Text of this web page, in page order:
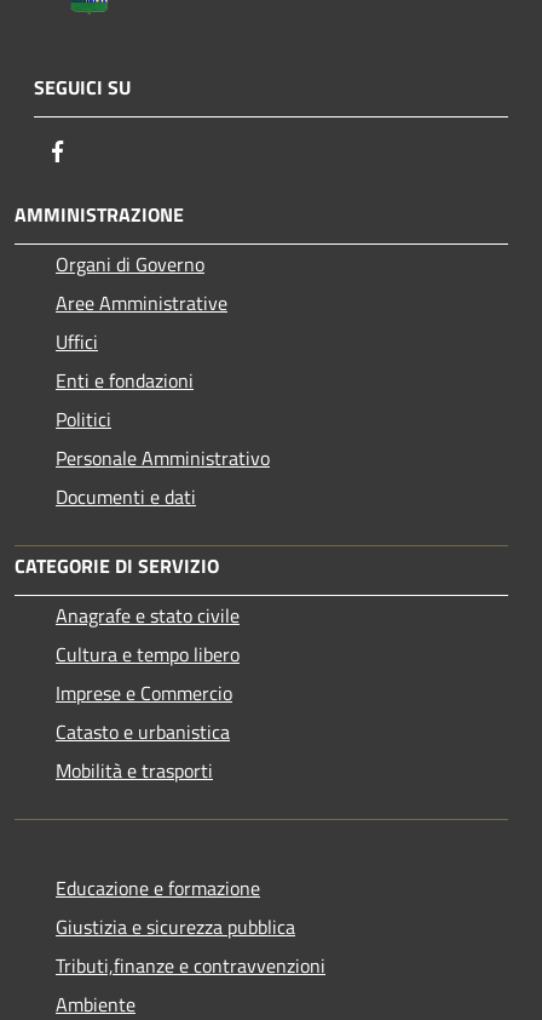
SEGUICI SU
AMMINISTRAZIONE
Organi di Governo
Aree Amministrative
Uffici
Enti e fondazioni
Politici
Personale Amministrativo
Documenti e dati
CATEGORIE DI SERVIZIO
Anagrafe e stato civile
Cultura e tempo libero
Imprese e Commercio
Catasto e urbanistica
Mobilità e trasporti
Educazione e formazione
Giustizia e sicurezza pubblica
Tributi,finanze e contravvenzioni
Ambiente